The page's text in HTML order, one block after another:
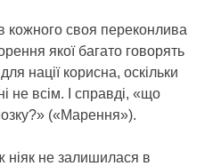
кожного своя переконлива
якої багато говорять
нації корисна, оскільки
не всім. І справді, «що
(«Марення»).
ніяк не залишилася в